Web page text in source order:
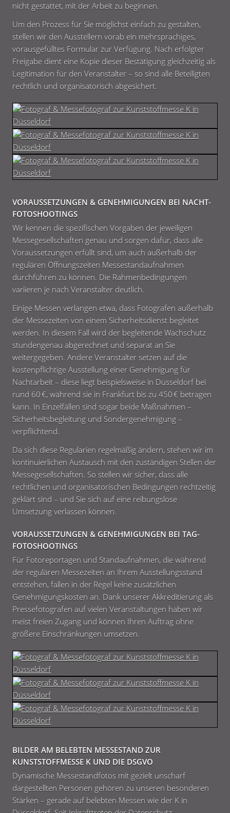
nicht gestattet, mit der Arbeit zu beginnen.
Um den Prozess für Sie möglichst einfach zu gestalten,
stellen wir den Ausstellern vorab ein mehrsprachiges,
vorausgefülltes Formular zur Verfügung. Nach erfolgter
Freigabe dient eine Kopie dieser Bestätigung gleichzeitig als
Legitimation für den Veranstalter – so sind alle Beteiligten
rechtlich und organisatorisch abgesichert.
VORAUSSETZUNGEN & GENEHMIGUNGEN BEI NACHT-
FOTOSHOOTINGS
Wir kennen die spezifischen Vorgaben der jeweiligen
Messegesellschaften genau und sorgen dafür, dass alle
Voraussetzungen erfüllt sind, um auch außerhalb der
regulären Öffnungszeiten Messestandaufnahmen
durchführen zu können. Die Rahmenbedingungen
variieren je nach Veranstalter deutlich.
Einige Messen verlangen etwa, dass Fotografen außerhalb
der Messezeiten von einem Sicherheitsdienst begleitet
werden. In diesem Fall wird der begleitende Wachschutz
stundengenau abgerechnet und separat an Sie
weitergegeben. Andere Veranstalter setzen auf die
kostenpflichtige Ausstellung einer Genehmigung für
Nachtarbeit – diese liegt beispielsweise in Düsseldorf bei
rund 60 €, während sie in Frankfurt bis zu 450 € betragen
kann. In Einzelfällen sind sogar beide Maßnahmen –
Sicherheitsbegleitung und Sondergenehmigung –
verpflichtend.
Da sich diese Regularien regelmäßig ändern, stehen wir im
kontinuierlichen Austausch mit den zuständigen Stellen der
Messegesellschaften. So stellen wir sicher, dass alle
rechtlichen und organisatorischen Bedingungen rechtzeitig
geklärt sind – und Sie sich auf eine reibungslose
Umsetzung verlassen können.
VORAUSSETZUNGEN & GENEHMIGUNGEN BEI TAG-
FOTOSHOOTINGS
Für Fotoreportagen und Standaufnahmen, die während
der regulären Messezeiten an Ihrem Ausstellungsstand
entstehen, fallen in der Regel keine zusätzlichen
Genehmigungskosten an. Dank unserer Akkreditierung als
Pressefotografen auf vielen Veranstaltungen haben wir
meist freien Zugang und können Ihren Auftrag ohne
größere Einschränkungen umsetzen.
BILDER AM BELEBTEN MESSESTAND ZUR
KUNSTSTOFFMESSE K UND DIE DSGVO
Dynamische Messestandfotos mit gezielt unscharf
dargestellten Personen gehören zu unseren besonderen
Stärken – gerade auf belebten Messen wie der K in